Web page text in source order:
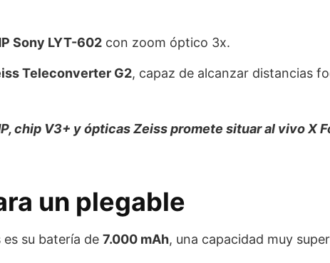
Sony LYT-602 con zoom óptico 3x.
Teleconverter G2, capaz de alcanzar distancias
chip V3+ y ópticas Zeiss promete situar al vivo X
un plegable
su batería de 7.000 mAh, una capacidad muy